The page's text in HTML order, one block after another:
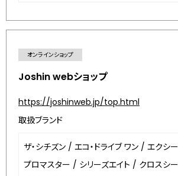
オンラインショップ
Joshin webショップ
https://joshinweb.jp/top.html
取扱ブランド
ザ・シチズン / エコ・ドライブ ワン / エクシ
プロマスター / シリーズエイト / クロスシー